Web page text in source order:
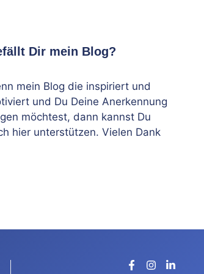
Dir mein Blog?
mein Blog die inspiriert und
und Du Deine Anerkennung
möchtest, dann kannst Du
hier unterstützen. Vielen Dank